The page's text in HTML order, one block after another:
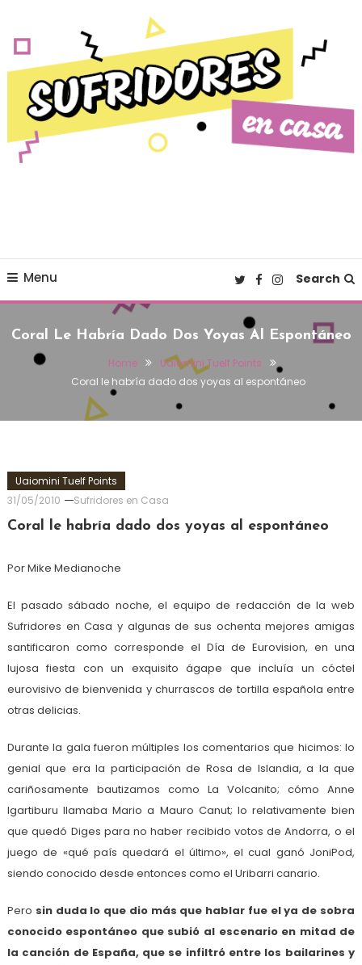
Menu Search
Coral Le Habría Dado Dos Yoyas Al Espontáneo
Home
Uaiomini Tuelf Points
Coral le habría dado dos yoyas al espontáneo
Uaiomini Tuelf Points
31/05/2010
Sufridores en Casa
Coral le habría dado dos yoyas al espontáneo
Por Mike Medianoche
El pasado sábado noche, el equipo de redacción de la web
Sufridores en Casa y algunas de sus ochenta mejores amigas
santificaron como corresponde el Día de Eurovision, en una
lujosa fiesta con un exquisito ágape que incluía un cóctel
eurovisivo de bienvenida y churrascos de tortilla española entre
otras delicias.
Durante la gala fueron múltiples los comentarios que hicimos: lo
genial que era la participación de Rosa de Islandia, a la que
cariñosamente bautizamos como La Volcanito; cómo Anne
Igartiburu llamaba Mario a Mauro Canut; lo relativamente bien
que quedó Diges para no haber recibido votos de Andorra, o el
juego de «qué país quedará el último», el cual ganó JoniPod,
siendo conocido desde entonces como el Uribarri canario.
Pero sin duda lo que dio más que hablar fue el ya de sobra
conocido espontáneo que subió al escenario en mitad de
la canción de España, que se infiltró entre los bailarines y